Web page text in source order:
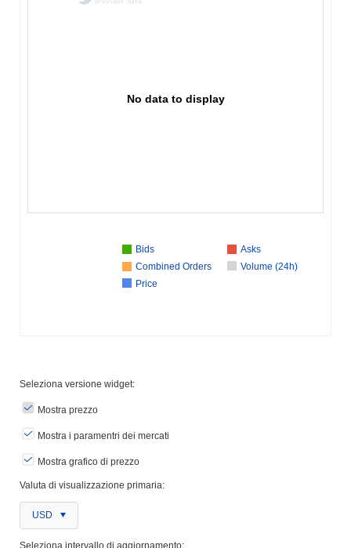
No data to display
Bids
Asks
Combined Orders
Volume (24h)
Price
Seleziona versione widget:
Mostra prezzo
Mostra i paramentri dei mercati
Mostra grafico di prezzo
Valuta di visualizzazione primaria:
USD
Seleziona intervallo di aggiornamento: